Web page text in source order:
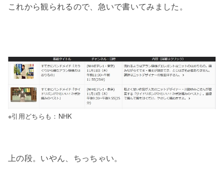
これから観られるので、急いで書いてみました。
※引用どちらも：NHK
上の段。いやん、ちっちゃい。